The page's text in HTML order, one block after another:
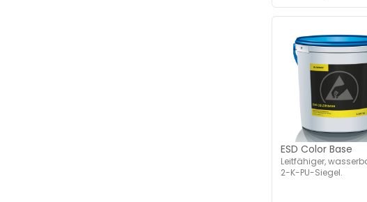
ESD Color Base
Leitfähiger,
2-K-PU-Siegel.